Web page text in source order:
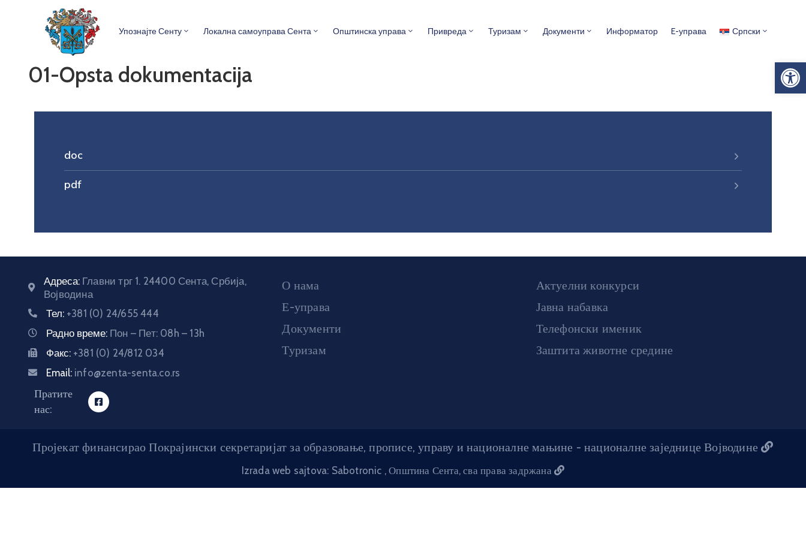
Упознајте Сенту Локална самоуправа Сента Општинска управа Привреда Туризам Документи Информатор E-управа Српски
01-Opsta dokumentacija
doc
pdf
Адреса: Главни трг 1. 24400 Сента, Србија,
Војводина
Тел: +381 (0) 24/655 444
Радно време: Пон – Пет: 08h – 13h
Факс: +381 (0) 24/812 034
Email: info@zenta-senta.co.rs
Пратите
нас:
О нама
Е-управа
Документи
Туризам
Актуелни конкурси
Јавна набавка
Телефонски именик
Заштита животне средине
Пројекат финансирао Покрајински секретаријат за образовање, прописе, управу и националне мањине - националне заједнице Војводине
Izrada web sajtova: Sabotronic , Општина Сента, сва права задржана